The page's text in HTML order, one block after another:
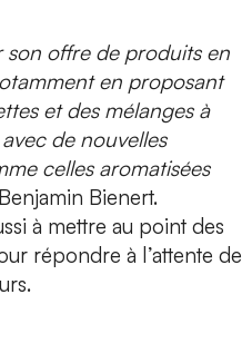
son offre de produits en
en proposant
et des mélanges à
de nouvelles
celles aromatisées
Bienert.
à mettre au point des
répondre à l’attente de